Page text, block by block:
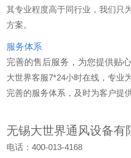
其专业程度高于同行业，我们只
方案。
服务体系
完善的售后服务，为您提供贴
大世界客服7*24小时在线，专业
完善的服务体系，及时为客户提
无锡大世界通风设备有
电话：400-013-4168